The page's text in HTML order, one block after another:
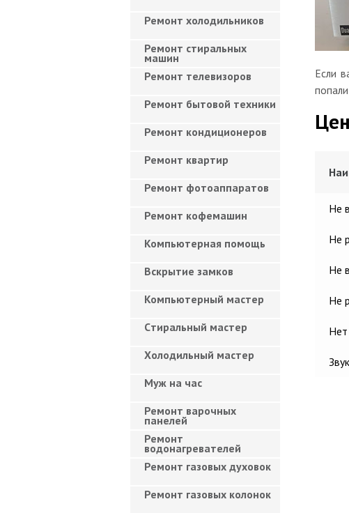
Если
Не
Не
Не
Не
Нет
Ремонт холодильников
Ремонт стиральных
машин
Ремонт телевизоров
Ремонт бытовой техники
Ремонт кондиционеров
Ремонт квартир
Ремонт фотоаппаратов
Ремонт кофемашин
Компьютерная помощь
Вскрытие замков
Компьютерный мастер
Cтиральный мастер
Холодильный мастер
Муж на час
Ремонт варочных
панелей
Ремонт
водонагревателей
Ремонт газовых духовок
Ремонт газовых колонок